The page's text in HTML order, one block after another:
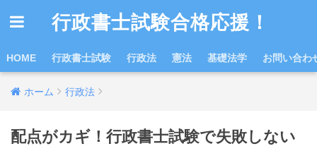
行政書士試験合格応援！
HOME 行政書士試験 行政法 憲法 基礎法学 お問い合わ
ホーム 行政法
配点がカギ！行政書士試験で失敗しない